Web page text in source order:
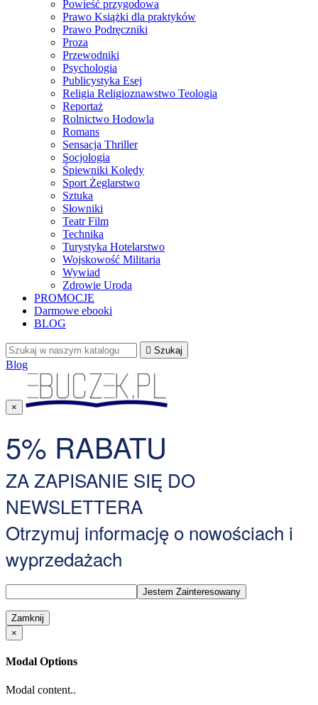
Powieść przygodowa
Prawo Książki dla praktyków
Prawo Podręczniki
Proza
Przewodniki
Psychologia
Publicystyka Esej
Religia Religioznawstwo Teologia
Reportaż
Rolnictwo Hodowla
Romans
Sensacja Thriller
Socjologia
Śpiewniki Kolędy
Sport Żeglarstwo
Sztuka
Słowniki
Teatr Film
Technika
Turystyka Hotelarstwo
Wojskowość Militaria
Wywiad
Zdrowie Uroda
PROMOCJE
Darmowe ebooki
BLOG
 Szukaj
Blog
×
5% RABATU
ZA ZAPISANIE SIĘ DO
NEWSLETTERA
Otrzymuj informację o nowościach i
wyprzedażach
Zamknij
×
Modal Options
Modal content..